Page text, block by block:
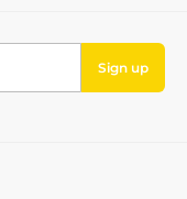
Sign up